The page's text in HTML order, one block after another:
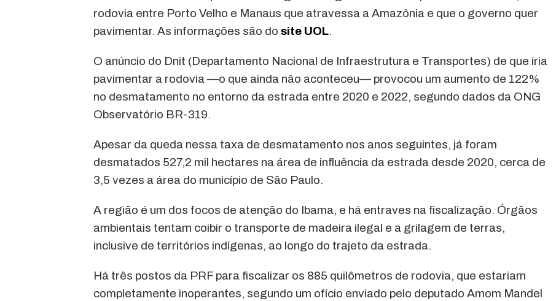
rodovia entre Porto Velho e Manaus que atravessa a Amazônia e que o governo quer
pavimentar. As informações são do site UOL.
O anúncio do Dnit (Departamento Nacional de Infraestrutura e Transportes) de que iria
pavimentar a rodovia —o que ainda não aconteceu— provocou um aumento de 122%
no desmatamento no entorno da estrada entre 2020 e 2022, segundo dados da ONG
Observatório BR-319.
Apesar da queda nessa taxa de desmatamento nos anos seguintes, já foram
desmatados 527,2 mil hectares na área de influência da estrada desde 2020, cerca de
3,5 vezes a área do município de São Paulo.
A região é um dos focos de atenção do Ibama, e há entraves na fiscalização. Órgãos
ambientais tentam coibir o transporte de madeira ilegal e a grilagem de terras,
inclusive de territórios indígenas, ao longo do trajeto da estrada.
Há três postos da PRF para fiscalizar os 885 quilômetros de rodovia, que estariam
completamente inoperantes, segundo um ofício enviado pelo deputado Amom Mandel